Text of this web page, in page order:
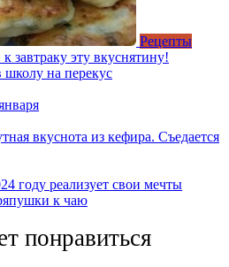
Рецепты
завтраку эту вкуснятину!
на перекус
вкуснота из кефира. Съедается
году реализует свои мечты
к чаю
понравиться